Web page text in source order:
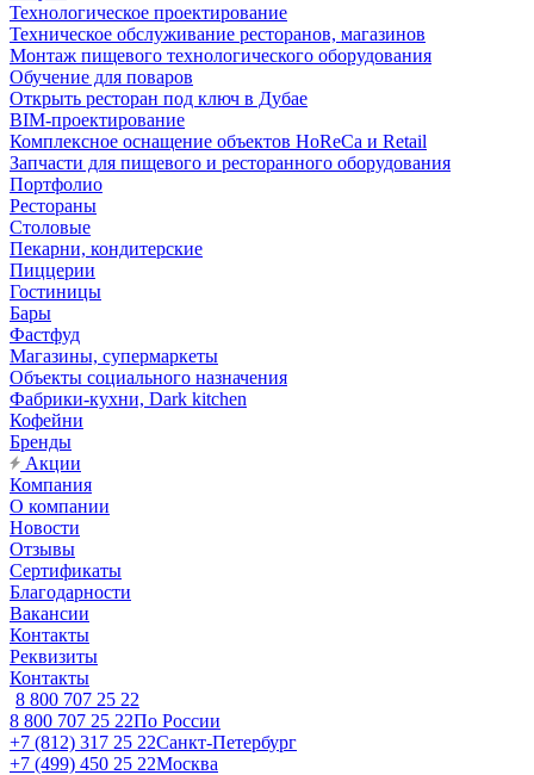
Технологическое проектирование
Техническое обслуживание ресторанов, магазинов
Монтаж пищевого технологического оборудования
Обучение для поваров
Открыть ресторан под ключ в Дубае
BIM-проектирование
Комплексное оснащение объектов HoReCa и Retail
Запчасти для пищевого и ресторанного оборудования
Портфолио
Рестораны
Столовые
Пекарни, кондитерские
Пиццерии
Гостиницы
Бары
Фастфуд
Магазины, супермаркеты
Объекты социального назначения
Фабрики-кухни, Dark kitchen
Кофейни
Бренды
Акции
Компания
О компании
Новости
Отзывы
Сертификаты
Благодарности
Вакансии
Контакты
Реквизиты
Контакты
8 800 707 25 22
8 800 707 25 22По России
+7 (812) 317 25 22Санкт-Петербург
+7 (499) 450 25 22Москва